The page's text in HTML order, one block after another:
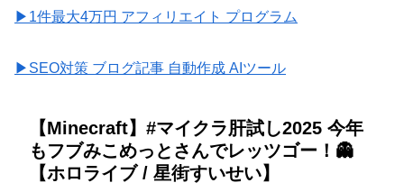
▶1件最大4万円 アフィリエイト プログラム
▶SEO対策 ブログ記事 自動作成 AIツール
【Minecraft】#マイクラ肝試し2025 今年
もフブみこめっとさんでレッツゴー！👻
【ホロライブ / 星街すいせい】